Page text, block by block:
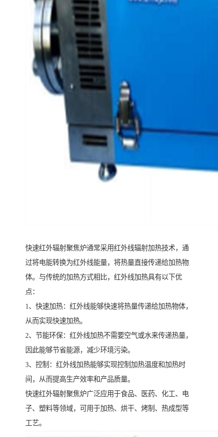
快速红外辐射聚焦炉通常采用红外线辐射加热技术，通
过将电能转换为红外线能量，将热量直接传递给加热物
体。与传统的加热方式相比，红外线加热具有以下优
点：
1、快速加热：红外线能够快速将热量传递给加热物体，
从而实现快速加热。
2、节能环保：红外线加热不需要空气或水来传递热量，
因此能够节省能源，减少环境污染。
3、控制：红外线加热能够实现控制加热温度和加热时
间，从而提高生产效率和产品质量。
快速红外辐射聚焦炉广泛应用于食品、医药、化工、电
子、塑料等领域，可用于加热、烘干、烤制、热成型等
工艺。